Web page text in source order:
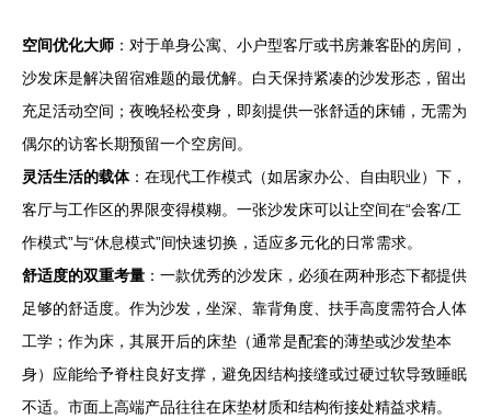
空间优化大师 ：对于单身公寓、小户型客厅或书房兼客卧的房间，
沙发床是解决留宿难题的最优解。白天保持紧凑的沙发形态，留出
充足活动空间；夜晚轻松变身，即刻提供一张舒适的床铺，无需为
偶尔的访客长期预留一个空房间。
灵活生活的载体：在现代工作模式（如居家办公、自由职业）下，
客厅与工作区的界限变得模糊。一张沙发床可以让空间在“会客/工
作模式”与“休息模式”间快速切换，适应多元化的日常需求。
舒适度的双重考量 ：一款优秀的沙发床，必须在两种形态下都提供
足够的舒适度。作为沙发，坐深、靠背角度、扶手高度需符合人体
工学；作为床，其展开后的床垫（通常是配套的薄垫或沙发垫本
身）应能给予脊柱良好支撑，避免因结构接缝或过硬过软导致睡眠
不适。市面上高端产品往往在床垫材质和结构衔接处精益求精。